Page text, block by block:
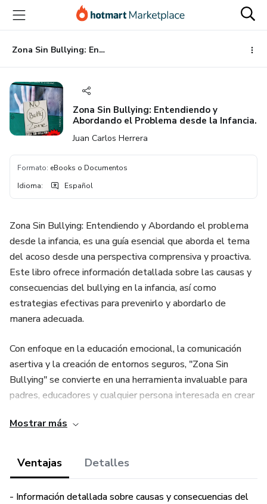
principal
página
de
página
Zona Sin Bullying: Entendiendo y Abordando el Problema desde la Infancia.
Zona Sin Bullying: Entendiendo y
Abordando el Problema desde la Infancia.
Juan Carlos Herrera
Formato: eBooks o Documentos
Idioma: Español
Zona Sin Bullying: Entendiendo y Abordando el problema
desde la infancia, es una guía esencial que aborda el tema
del acoso desde una perspectiva comprensiva y proactiva.
Este libro ofrece información detallada sobre las causas y
consecuencias del bullying en la infancia, así como
estrategias efectivas para prevenirlo y abordarlo de
manera adecuada.
Con enfoque en la educación emocional, la comunicación
asertiva y la creación de entornos seguros, "Zona Sin
Bullying" se convierte en una herramienta invaluable para
padres, educadores y cualquier persona interesada en crear
saludables entre los niños.
-- Contenido --
Mostrar más
Ventajas Detalles
- Información detallada sobre causas y consecuencias del